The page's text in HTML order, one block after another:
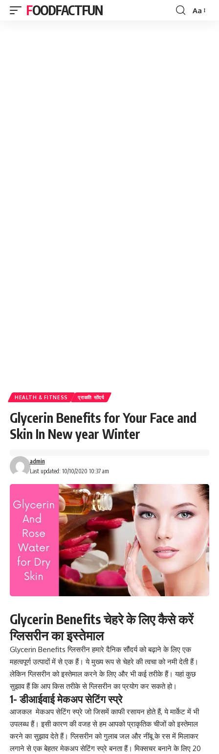
FOODFACTFUN
Font
Aa
HEALTH & FITNESS प्राकति सोंदर्य
Glycerin Benefits for Your Face and
Skin In New year Winter
Last updated: 10/10/2020 10:37 am
admin
Glycerin Benefits चेहरे के लिए कैसे करें
ग्लिसरीन का इस्तेमाल
Glycerin Benefits ग्लिसरीन हमारे दैनिक सौंदर्य को बढ़ाने के लिए एक
महत्वपूर्ण उत्पादों में से एक हैं। ये मुख्य रूप से चेहरे की त्वचा को नमी देती हैं।
लेकिन ग्लिसरीन को इस्तेमाल करने के लिए और भी कई तरीके हैं। यहां कुछ
सुझाव हैं कि आप किस तरीके से ग्लिसरीन काप्रयोग कर सकते हो।
1- डीआईवाई मेकअप सेटिंग स्प्रे
आजकल मेकअप सेटिंग स्प्रे जो जिसमें काफी रसायन होते हैं, ये मार्केट में भी
उपलब्ध हैं। इसी कारण की वजह से हम आपको प्राकृतिक चीजों को इस्तेमाल
करने का सुझाव देते हैं। ग्लिसरीन को गुलाब जल और नींबू के रस में मिलाकर
लगाने से एक बेहतर मेकअप सेटिंग स्प्रे बनता हैं। मिक्सचर बनाने के लिए 20